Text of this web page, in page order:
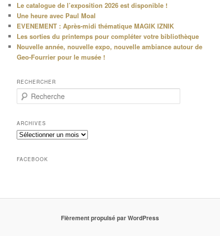
Le catalogue de l’exposition 2026 est disponible !
Une heure avec Paul Moal
EVENEMENT : Après-midi thématique MAGIK IZNIK
Les sorties du printemps pour compléter votre bibliothèque
Nouvelle année, nouvelle expo, nouvelle ambiance autour de
Geo-Fourrier pour le musée !
RECHERCHER
e
h
e
r
h
ARCHIVES
Archives
FACEBOOK
Fièrement propulsé par WordPress